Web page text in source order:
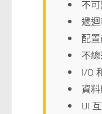
不
遞
配
不
I/O
資
UI